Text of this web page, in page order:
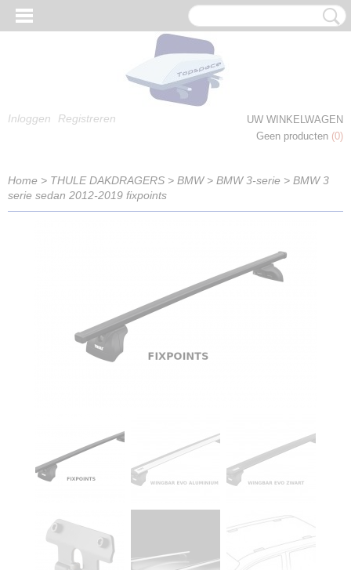
Inloggen Registreren
UW WINKELWAGEN
Geen producten (0)
Home > THULE DAKDRAGERS > BMW> BMW 3-serie > BMW 3
serie sedan 2012-2019 fixpoints